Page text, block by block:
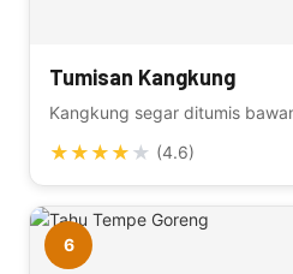
Tumisan Kangkung
Kangkung segar ditumis
★ ★ ★ ★ ★ (4.6)
6